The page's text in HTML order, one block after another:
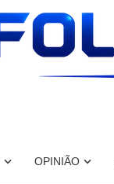
OPINIÃO